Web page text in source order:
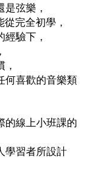
弦樂，
從完全初學，
驗下，
何喜歡的音樂類
的線上小班課的
學習者所設計